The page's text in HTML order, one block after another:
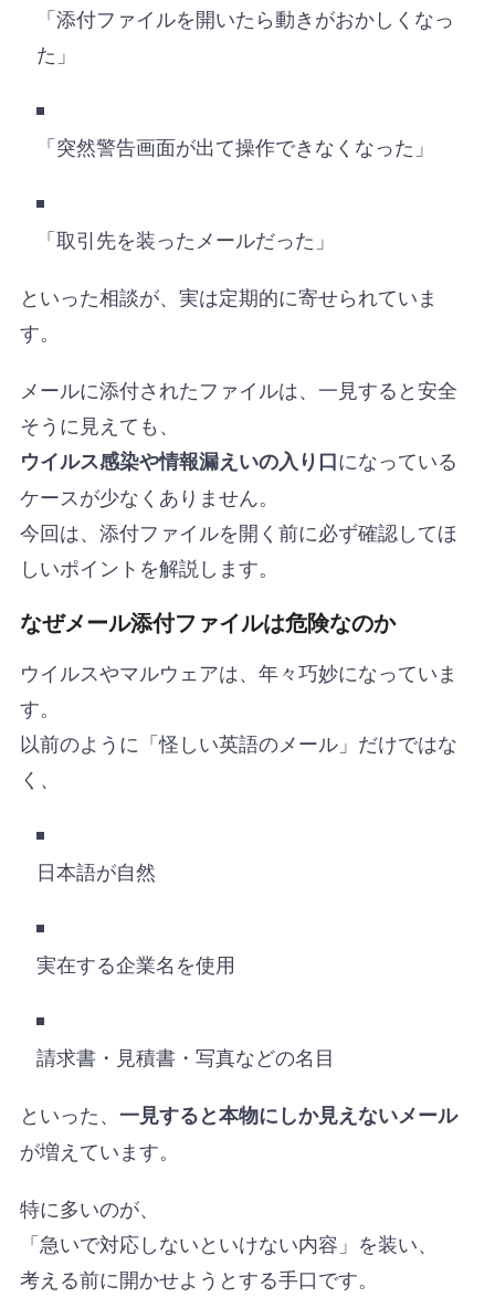
「添付ファイルを開いたら動きがおかしくなっ
た」
「突然警告画面が出て操作できなくなった」
「取引先を装ったメールだった」
といった相談が、実は定期的に寄せられていま
す。
メールに添付されたファイルは、一見すると安全
そうに見えても、
ウイルス感染や情報漏えいの入り口になっている
ケースが少なくありません。
今回は、添付ファイルを開く前に必ず確認してほ
しいポイントを解説します。
なぜメール添付ファイルは危険なのか
ウイルスやマルウェアは、年々巧妙になっていま
す。
以前のように「怪しい英語のメール」だけではな
く、
日本語が自然
実在する企業名を使用
請求書・見積書・写真などの名目
といった、 一見すると本物にしか見えないメール
が増えています。
特に多いのが、
「急いで対応しないといけない内容」を装い、
考える前に開かせようとする手口です。